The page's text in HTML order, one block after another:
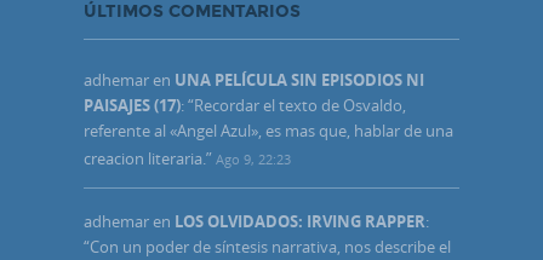
ÚLTIMOS COMENTARIOS
adhemar en UNA PELÍCULA SIN EPISODIOS NI
PAISAJES (17): “Recordar el texto de Osvaldo,
referente al «Angel Azul», es mas que, hablar de una
creacion literaria.” Ago 9, 22:23
adhemar en LOS OLVIDADOS: IRVING RAPPER:
“Con un poder de síntesis narrativa, nos describe el